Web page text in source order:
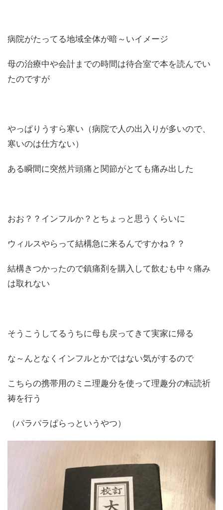
病院がたってる地域全体が暗～いイメージ
母の治療中や会計までの時間は待合室で本を読んでい
たのですが
やっぱりうすら寒い（病院で人の出入りが多いので、
寒いのは仕方ない）
ある瞬間に突然片頭痛と関節がとても痛み出した
おお？？インフルか？とちょっと思うくらいに
ウィルスやらって結構急に来るんですかね？？
結構きつかったので鎮痛剤を購入して飲むも中々痛み
は取れない
そうこうしてるうちに母も戻ってきて実家に帰る
な～んとなくインフルとかではない気がするので
こちらの携帯用のミニ理趣分を使って理趣分の転読祈
祷を行う
（パラパラぱらっというやつ）